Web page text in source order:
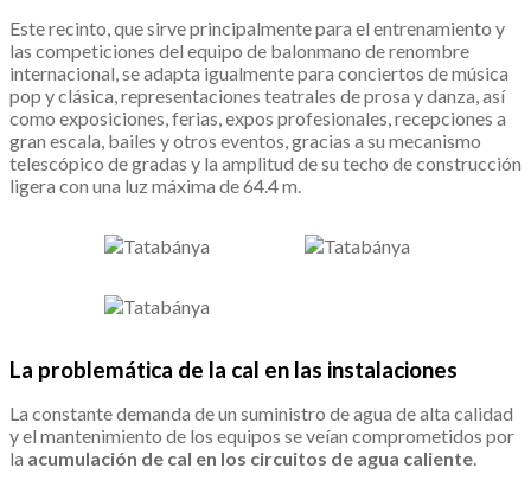
Este recinto, que sirve principalmente para el entrenamiento y
las competiciones del equipo de balonmano de renombre
internacional, se adapta igualmente para conciertos de música
pop y clásica, representaciones teatrales de prosa y danza, así
como exposiciones, ferias, expos profesionales, recepciones a
gran escala, bailes y otros eventos, gracias a su mecanismo
telescópico de gradas y la amplitud de su techo de construcción
ligera con una luz máxima de 64.4 m.
La problemática de la cal en las instalaciones
La constante demanda de un suministro de agua de alta calidad
y el mantenimiento de los equipos se veían comprometidos por
la acumulación de cal en los circuitos de agua caliente.